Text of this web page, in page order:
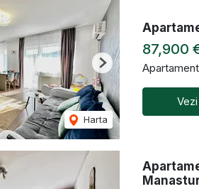
Harta
Next
87,900